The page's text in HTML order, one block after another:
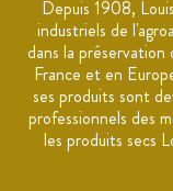
Depuis 1908,
industriels de
dans la
France et en
ses produits sont
professionnels des
les produits secs